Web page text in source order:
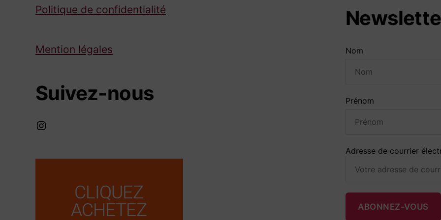
Politique de confidentialité
Mention légales
Suivez-nous
Instagram
Nom
Prénom
Adresse de courrier